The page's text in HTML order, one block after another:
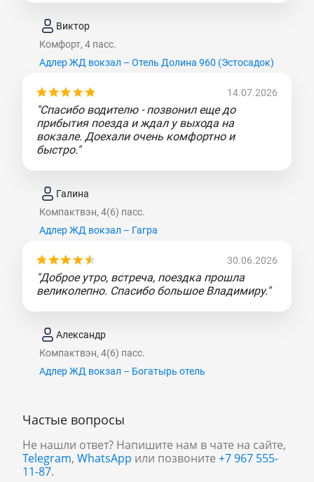
Виктор
Комфорт, 4 пасс.
Адлер ЖД вокзал – Отель Долина 960 (Эcтocaдoк)
14.07.2026
"Спасибо водителю - позвонил еще до
прибытия поезда и ждал у выхода на
вокзале. Доехали очень комфортно и
быстро."
Галина
Компактвэн, 4(6) пасс.
Адлер ЖД вокзал – Гагра
30.06.2026
"Доброе утро, встреча, поездка прошла
великолепно. Спасибо большое Владимиру."
Александр
Компактвэн, 4(6) пасс.
Адлер ЖД вокзал – Богатырь отель
Частые вопросы
Не нашли ответ? Напишите нам в чате на сайте,
Telegram, WhatsApp или позвоните +7 967 555-
11-87.